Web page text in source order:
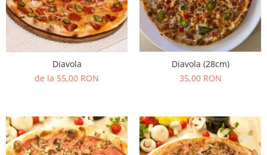
Diavola
de la 55,00 RON
Diavola (28cm)
35,00 RON